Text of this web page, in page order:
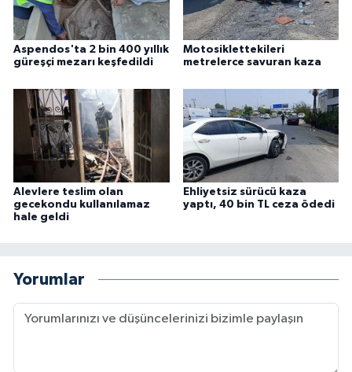
Aspendos'ta 2 bin 400 yıllık
güreşçi mezarı keşfedildi
Motosiklettekileri
metrelerce savuran kaza
Alevlere teslim olan
gecekondu kullanılamaz
hale geldi
Ehliyetsiz sürücü kaza
yaptı, 40 bin TL ceza ödedi
Yorumlar